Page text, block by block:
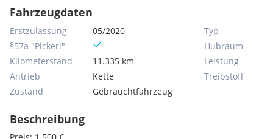
Fahrzeugdaten
Erstzulassung
05/2020
§57a "Pickerl"
Kilometerstand
11.335 km
Antrieb
Kette
Zustand
Gebrauchtfahrzeug
Typ
Hubraum
Leistung
Treibstoff
Beschreibung